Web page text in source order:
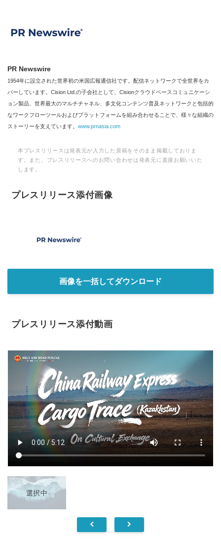
PR Newswire
1954年に設立された世界初の米国広報通信社です。配信ネットワークで全世界をカ
バーしています。Cision Ltd.の子会社として、Cisionクラウドベースコミュニケーシ
ョン製品、世界最大のマルチチャネル、多文化コンテンツ普及ネットワークと包括的
なワークフローツールおよびプラットフォームを組み合わせることで、様々な組織の
ストーリーを支えています。 www.prnasia.com
本プレスリリースは発表元が入力した原稿をそのまま掲載しておりま
す。また、プレスリリースへのお問い合わせは発表元に直接お願いいた
します。
プレスリリース添付画像
画像を一括してダウンロード
プレスリリース添付動画
選択中